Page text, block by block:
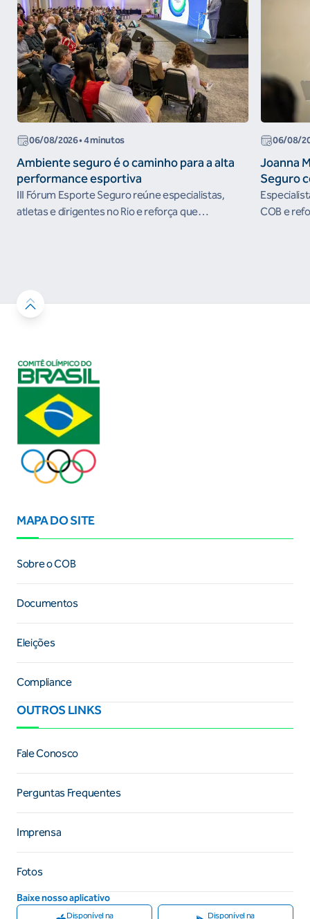
06/08/2026• 4 minutos
Ambiente seguro é o caminho para a alta
performance esportiva
III Fórum Esporte Seguro reúne especialistas,
atletas e dirigentes no Rio e reforça que
06/08/
Joanna
Seguro
COB e
MAPA DO SITE
Sobre o COB
Documentos
Eleições
Compliance
OUTROS LINKS
Fale Conosco
Perguntas Frequentes
Imprensa
Fotos
Baixe nosso aplicativo
Disponível na Disponível na